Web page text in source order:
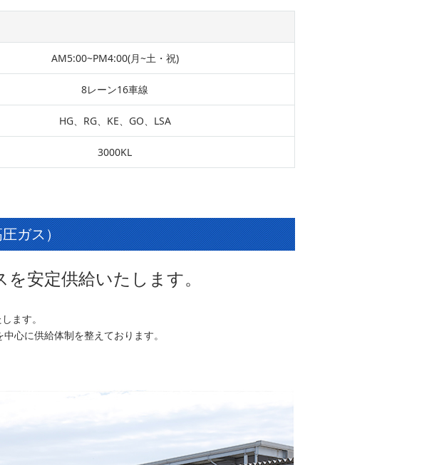
AM5:00~PM4:00(月~土・祝)
8レーン16車線
HG、RG、KE、GO、LSA
3000KL
ガス）
安定供給いたします。
ます。
心に供給体制を整えております。